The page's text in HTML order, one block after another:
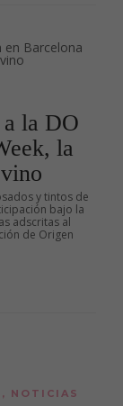
a la DO
la
y tintos de
bajo la
adscritas al
de Origen
, NOTICIAS